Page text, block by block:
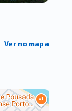
Ver no mapa